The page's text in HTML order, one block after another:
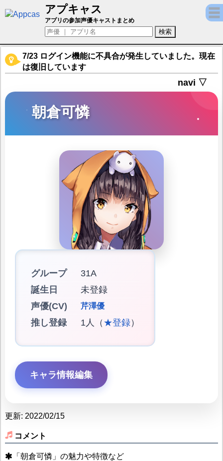
アプキャス
朝倉可憐（声優：芹澤優)【ヘブンバーンズ
アプリの参加声優キャストまとめ
7/23 ログイン機能に不具合が発生していました。現在
は復旧しています
navi ▽
朝倉可憐
グループ
31A
誕生日
未登録
声優(CV)
芹澤優
推し登録 1人（ ★登録）
キャラ情報編集
更新: 2022/02/15
コメント
「朝倉可憐」の魅力や特徴など